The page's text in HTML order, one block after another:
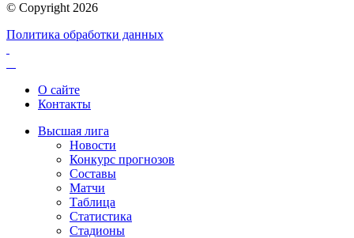
© Copyright 2026
Политика обработки данных
О сайте
Контакты
Высшая лига
Новости
Конкурс прогнозов
Составы
Матчи
Таблица
Статистика
Стадионы